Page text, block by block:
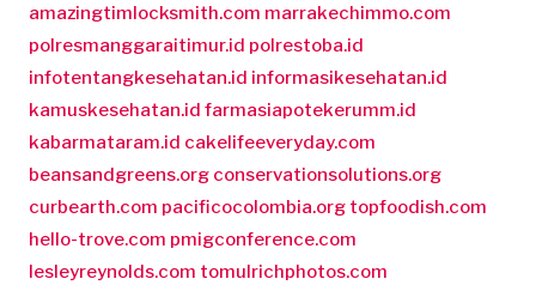
amazingtimlocksmith.com marrakechimmo.com
polresmanggaraitimur.id polrestoba.id
infotentangkesehatan.id informasikesehatan.id
kamuskesehatan.id farmasiapotekerumm.id
kabarmataram.id cakelifeeveryday.com
beansandgreens.org conservationsolutions.org
curbearth.com pacificocolombia.org topfoodish.com
hello-trove.com pmigconference.com
lesleyreynolds.com tomulrichphotos.com